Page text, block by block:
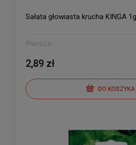
Sałata głowiasta krucha KINGA
PlantiCo
2,89 zł
DO KOSZYKA